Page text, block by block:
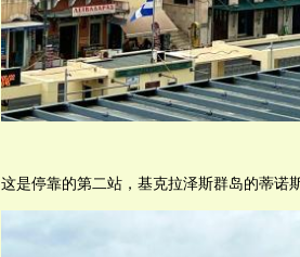
这是停靠的第二站，基克拉泽斯群岛的蒂诺